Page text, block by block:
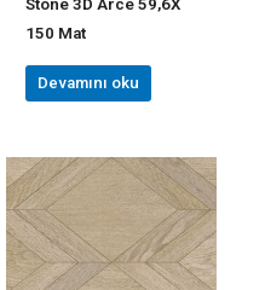
Stone 3D Arce 59,6X
150 Mat
Devamını oku